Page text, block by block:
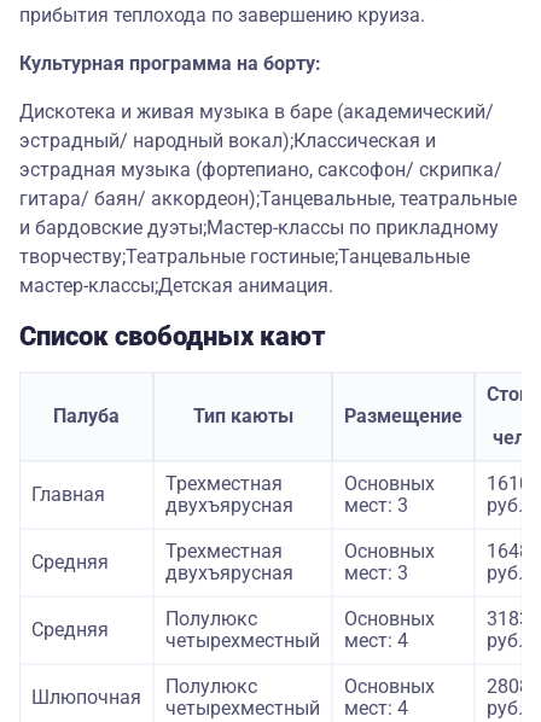
прибытия теплохода по завершению круиза.
Культурная программа на борту:
Дискотека и живая музыка в баре (академический/
эстрадный/ народный вокал);Классическая и
эстрадная музыка (фортепиано, саксофон/ скрипка/
гитара/ баян/ аккордеон);Танцевальные, театральные
и бардовские дуэты;Мастер-классы по прикладному
творчеству;Театральные гостиные;Танцевальные
мастер-классы;Детская анимация.
Список свободных кают
Палуба Тип каюты Размещение
Главная
Трехместная
двухъярусная
Основных
мест: 3
руб.
Средняя
Трехместная
двухъярусная
Основных
мест: 3
руб.
Средняя
Полулюкс
четырехместный
Основных
мест: 4
руб.
Шлюпочная
Полулюкс
четырехместный
Основных
мест: 4
руб.